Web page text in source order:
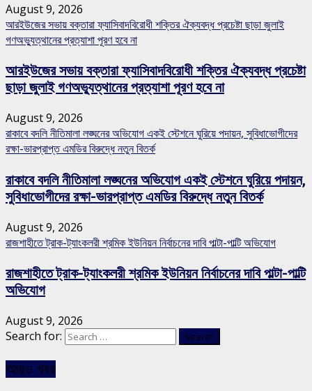
August 9, 2026
আরইউজের সভায় বক্তারা ফ্যাসিবাদবিরোধী শক্তির ঐক্যবদ্ধ প্রচেষ্টা ছাড়া জুলাই
গণঅভ্যুত্থানের প্রত্যাশা পূরণ হবে না
আরইউজের সভায় বক্তারা ফ্যাসিবাদবিরোধী শক্তির ঐক্যবদ্ধ প্রচেষ্টা
ছাড়া জুলাই গণঅভ্যুত্থানের প্রত্যাশা পূরণ হবে না
August 9, 2026
রাকাবে বদলি নীতিমালা লঙ্ঘনের অভিযোগ একই স্টেশনে ঘুরিয়ে পদায়ন, সুবিধাভোগীদের
রক্ষা-ভারপ্রাপ্ত এমডির বিরুদ্ধে নতুন বিতর্ক
রাকাবে বদলি নীতিমালা লঙ্ঘনের অভিযোগ একই স্টেশনে ঘুরিয়ে পদায়ন,
সুবিধাভোগীদের রক্ষা-ভারপ্রাপ্ত এমডির বিরুদ্ধে নতুন বিতর্ক
August 9, 2026
রাজশাহীতে ট্রাক-ট্যাংকলরী শ্রমিক ইউনিয়ন নির্বাচনের দাবি পাল্টা-পাল্টি অভিযোগ
রাজশাহীতে ট্রাক-ট্যাংকলরী শ্রমিক ইউনিয়ন নির্বাচনের দাবি পাল্টা-পাল্টি
অভিযোগ
August 9, 2026
Search for:
আরও খবর